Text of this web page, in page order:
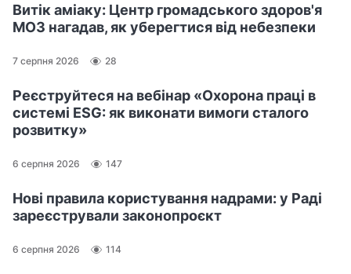
Витік аміаку: Центр громадського здоров'я
МОЗ нагадав, як уберегтися від небезпеки
7 серпня 2026 28
Реєструйтеся на вебінар «Охорона праці в
системі ESG: як виконати вимоги сталого
розвитку»
6 серпня 2026 147
Нові правила користування надрами: у Раді
зареєстрували законопроєкт
6 серпня 2026 114